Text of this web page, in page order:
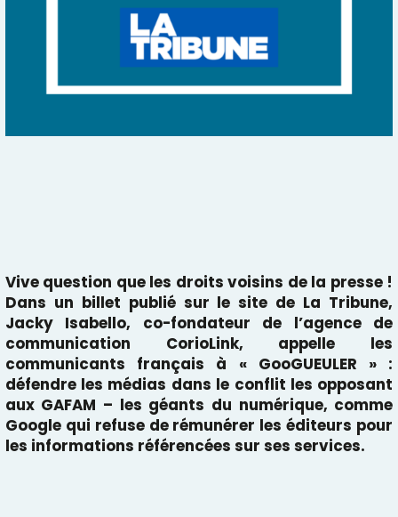
Vive question que les droits voisins de la presse !
Dans un billet publié sur le site de La Tribune,
Jacky Isabello, co-fondateur de l’agence de
communication CorioLink, appelle les
communicants français à « GooGUEULER » :
défendre les médias dans le conflit les opposant
aux GAFAM – les géants du numérique, comme
Google qui refuse de rémunérer les éditeurs pour
les informations référencées sur ses services.